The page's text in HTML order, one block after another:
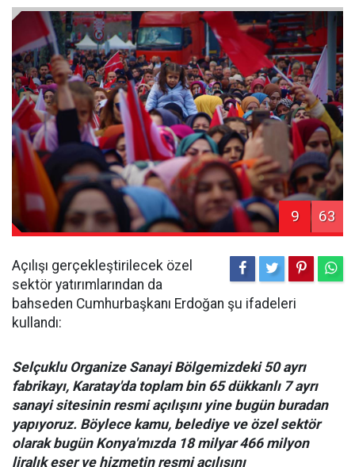
9 63
Açılışı gerçekleştirilecek özel
sektör yatırımlarından da
bahseden Cumhurbaşkanı Erdoğan şu ifadeleri
kullandı:
Selçuklu Organize Sanayi Bölgemizdeki 50 ayrı
fabrikayı, Karatay'da toplam bin 65 dükkanlı 7 ayrı
sanayi sitesinin resmi açılışını yine bugün buradan
yapıyoruz. Böylece kamu, belediye ve özel sektör
olarak bugün Konya'mızda 18 milyar 466 milyon
liralık eser ve hizmetin resmi açılışını